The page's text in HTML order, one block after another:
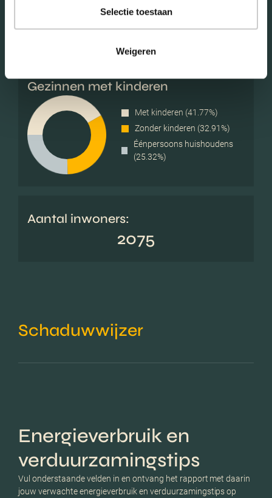
Selectie toestaan
Weigeren
Vrouwen (48.92%)
Gezinnen met kinderen
Met kinderen (41.77%)
Zonder kinderen (32.91%)
Éénpersoons huishoudens
(25.32%)
Aantal inwoners:
2075
Schaduwwijzer
Energieverbruik en
verduurzamingstips
Vul onderstaande velden in en ontvang het rapport met daarin
jouw verwachte energieverbruik en verduurzamingstips op